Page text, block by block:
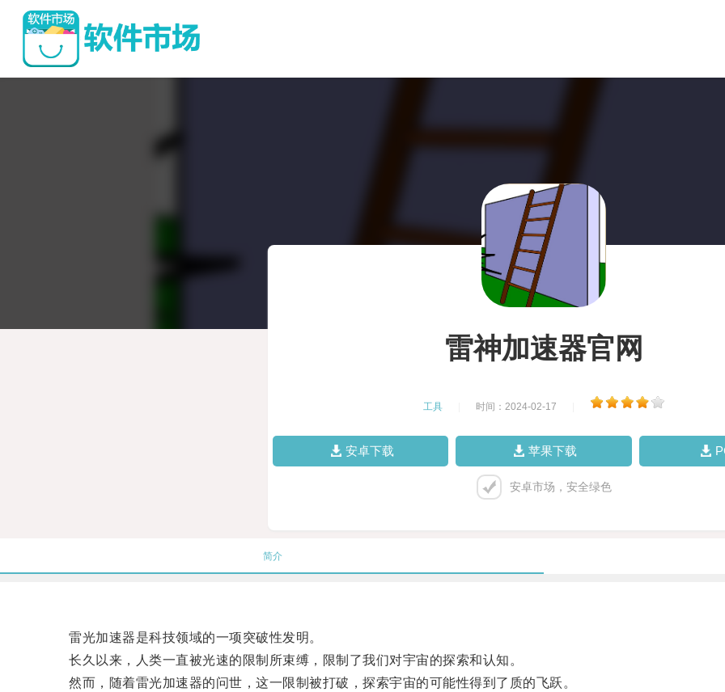
雷神加速器官网
工具 时间：2024-02-17
安卓下载 苹果下载
安卓市场，安全绿色
简介
雷光加速器是科技领域的一项突破性发明。
长久以来，人类一直被光速的限制所束缚，限制了我们对宇宙的探索和认知。
然而，随着雷光加速器的问世，这一限制被打破，探索宇宙的可能性得到了质的飞跃。